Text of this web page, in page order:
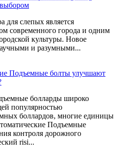
для слепых является
современного города и одним
культуры. Новое
и разумными...
Подъемные болты улучшают
болларды широко
популярностью
боллардов, многие единицы
Подъемные
контроля дорожного
risi...